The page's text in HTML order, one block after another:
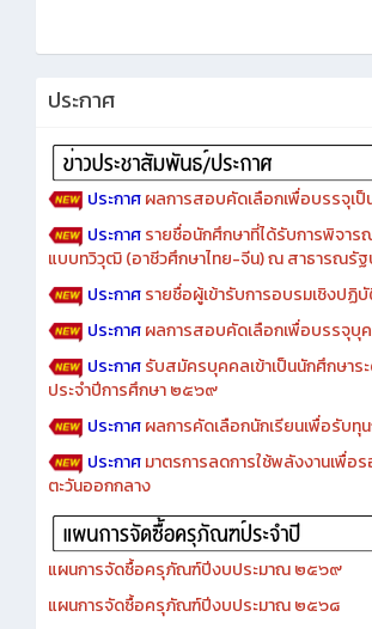
ประกาศ
ประกาศผลการสอบคัดเลือกเพื่อบรรจุเป็
ประกาศรายชื่อนักศึกษาที่ได้รับการพิจา
แบบทวิวุฒิ (อาชีวศึกษาไทย-จีน) ณ สาธารณรั
ประกาศรายชื่อผู้เข้ารับการอบรมเชิงปฏิ
ประกาศผลการสอบคัดเลือกเพื่อบรรจุบุค
ประกาศรับสมัครบุคคลเข้าเป็นนักศึกษา
ประจำปีการศึกษา ๒๕๖๙
ประกาศผลการคัดเลือกนักเรียนเพื่อรับ
ประกาศมาตรการลดการใช้พลังงานเพื่
ตะวันออกกลาง
แผนการจัดซื้อครุภัณฑ์ปีงบประมาณ ๒๕๖๙
แผนการจัดซื้อครุภัณฑ์ปีงบประมาณ ๒๕๖๘